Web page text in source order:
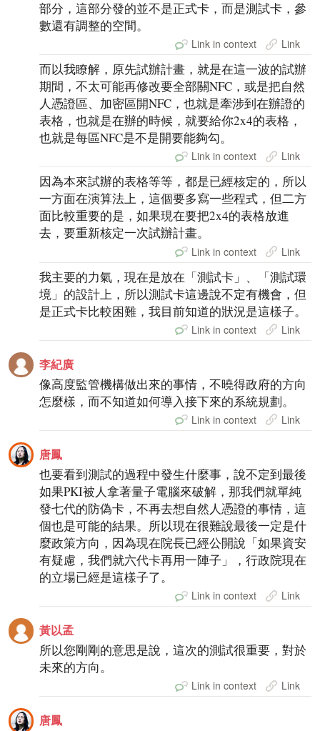
部分，這部分發的並不是正式卡，而是測試卡，參
數還有調整的空間。
Link in context Link
而以我瞭解，原先試辦計畫，就是在這一波的試辦
期間，不太可能再修改要全部關NFC，或是把自然
人憑證區、加密區開NFC，也就是牽涉到在辦證的
表格，也就是在辦的時候，就要給你2x4的表格，
也就是每區NFC是不是開要能夠勾。
Link in context Link
因為本來試辦的表格等等，都是已經核定的，所以
一方面在演算法上，這個要多寫一些程式，但二方
面比較重要的是，如果現在要把2x4的表格放進
去，要重新核定一次試辦計畫。
Link in context Link
我主要的力氣，現在是放在「測試卡」、「測試環
境」的設計上，所以測試卡這邊說不定有機會，但
是正式卡比較困難，我目前知道的狀況是這樣子。
Link in context Link
李紀廣
像高度監管機構做出來的事情，不曉得政府的方向
怎麼樣，而不知道如何導入接下來的系統規劃。
Link in context Link
唐鳳
也要看到測試的過程中發生什麼事，說不定到最後
如果PKI被人拿著量子電腦來破解，那我們就單純
發七代的防偽卡，不再去想自然人憑證的事情，這
個也是可能的結果。所以現在很難說最後一定是什
麼政策方向，因為現在院長已經公開說「如果資安
有疑慮，我們就六代卡再用一陣子」，行政院現在
的立場已經是這樣子了。
Link in context Link
黃以孟
所以您剛剛的意思是說，這次的測試很重要，對於
未來的方向。
Link in context Link
唐鳳